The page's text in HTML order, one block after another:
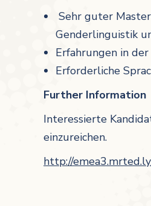
Sehr guter
Genderlinguistik
Erfahrungen in
Erforderliche
Further Information
Interessierte
einzureichen.
http://